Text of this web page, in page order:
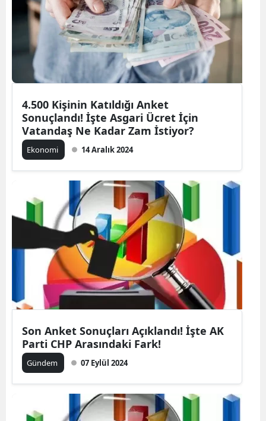
4.500 Kişinin Katıldığı Anket
Sonuçlandı! İşte Asgari Ücret İçin
Vatandaş Ne Kadar Zam İstiyor?
Ekonomi 14 Aralık 2024
Son Anket Sonuçları Açıklandı! İşte AK
Parti CHP Arasındaki Fark!
Gündem 07 Eylül 2024